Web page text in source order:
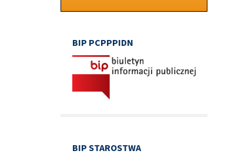
BIP PCPPPIDN
BIP STAROSTWA